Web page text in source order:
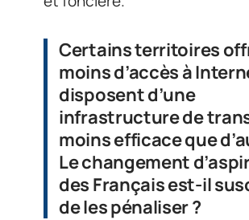
Certains territoires
moins d’accès à
disposent d’une
infrastructure de
moins efficace que
Le changement
des Français est-il
de les pénaliser ?